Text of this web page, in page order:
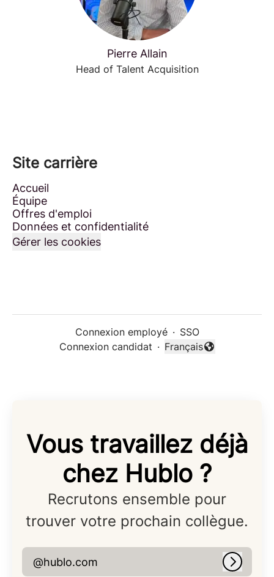
Pierre Allain
Head of Talent Acquisition
Site carrière
Accueil
Équipe
Offres d'emploi
Données et confidentialité
Gérer les cookies
Connexion employé · SSO
Connexion candidat ·
Changer la langue
Français
Vous travaillez déjà
chez Hublo ?
Recrutons ensemble pour
trouver votre prochain collègue.
@hublo.com